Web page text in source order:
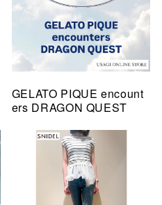
GELATO PIQUE encount
ers DRAGON QUEST